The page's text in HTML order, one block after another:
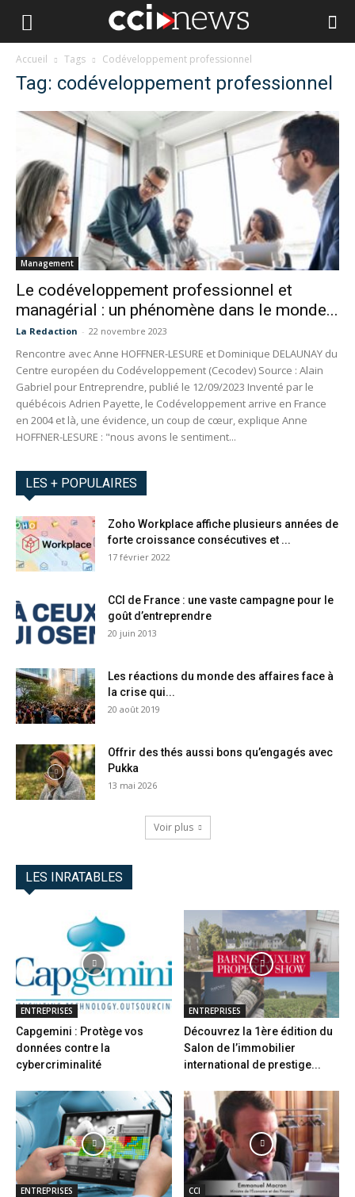
Accueil Tags Codéveloppement professionnel
Tag: codéveloppement professionnel
Management
Le codéveloppement professionnel et
managérial : un phénomène dans le monde...
La Redaction - 22 novembre 2023
Rencontre avec Anne HOFFNER-LESURE et Dominique DELAUNAY du
Centre européen du Codéveloppement (Cecodev) Source : Alain
Gabriel pour Entreprendre, publié le 12/09/2023 Inventé par le
québécois Adrien Payette, le Codéveloppement arrive en France
en 2004 et là, une évidence, un coup de cœur, explique Anne
HOFFNER-LESURE : "nous avons le sentiment...
LES + POPULAIRES
Zoho Workplace affiche plusieurs années de
forte croissance consécutives et ...
17 février 2022
CCI de France : une vaste campagne pour le
goût d’entreprendre
20 juin 2013
Les réactions du monde des affaires face à
la crise qui...
20 août 2019
Offrir des thés aussi bons qu’engagés avec
Pukka
13 mai 2026
Voir plus
LES INRATABLES
ENTREPRISES
Capgemini : Protège vos
données contre la
cybercriminalité
ENTREPRISES
Découvrez la 1ère édition du
Salon de l’immobilier
international de prestige...
ENTREPRISES CCI